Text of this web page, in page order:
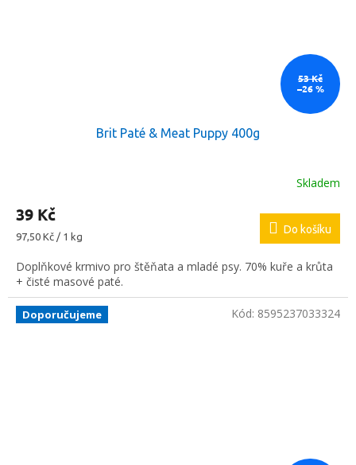
53 Kč
–26 %
Brit Paté & Meat Puppy 400g
Skladem
39 Kč
Měrná
97,50 Kč / 1 kg
Do košíku
Doplňkové krmivo pro štěňata a mladé psy. 70% kuře a krůta
+ čisté masové paté.
Doporučujeme Kód: 8595237033324